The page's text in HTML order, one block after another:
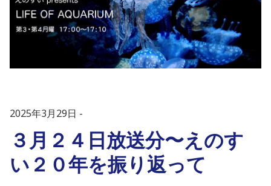
2025年3月29日
３月２４日放送分〜えのす
い２０年を振り返って